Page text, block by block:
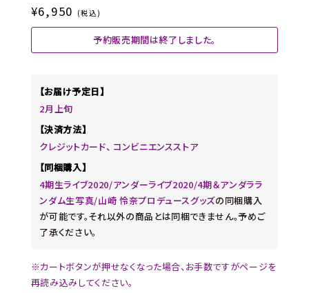
¥6,950 (税込)
予約販売期間は終了しました。
【お届け予定日】
2月上旬
【決済方法】
クレジットカード、 コンビニエンスストア
【同梱購入】
4期生ライブ2020/アンダーライブ2020/4期＆アンダララ
ンダム生写真/山崎 怜奈プロデュースグッズの同梱購入
が可能です。それ以外の商品とは同梱できません。予めご
了承ください。
※カートボタンが押せなくなった場合、お手数ですがページを
再読み込みしてください。